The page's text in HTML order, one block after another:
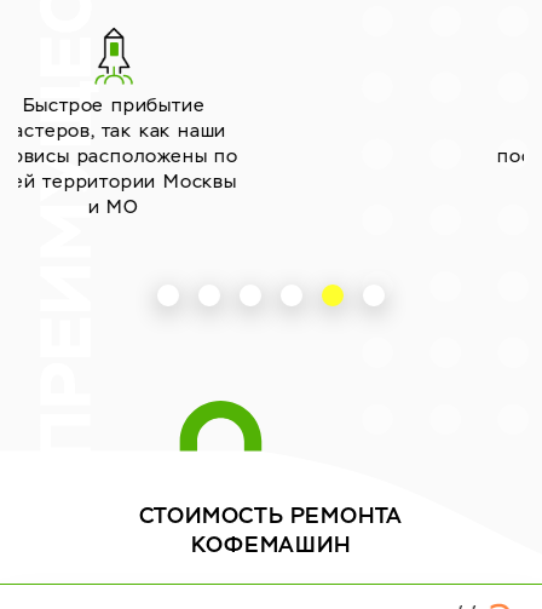
Работаем только с
надёжными
поставщиками запчастей
уже много лет
СТОИМОСТЬ РЕМОНТА
КОФЕМАШИН